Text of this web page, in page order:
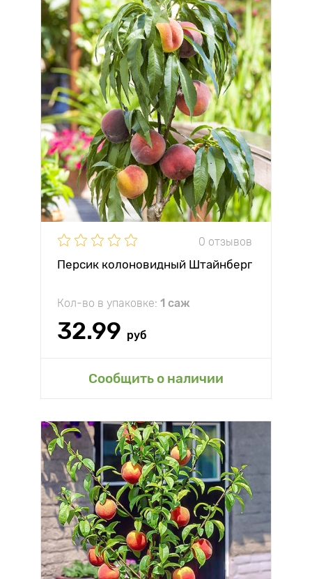
0 отзывов
Персик колоновидный Штайнберг
Кол-во в упаковке: 1 саж
32.99 руб
Сообщить о наличии